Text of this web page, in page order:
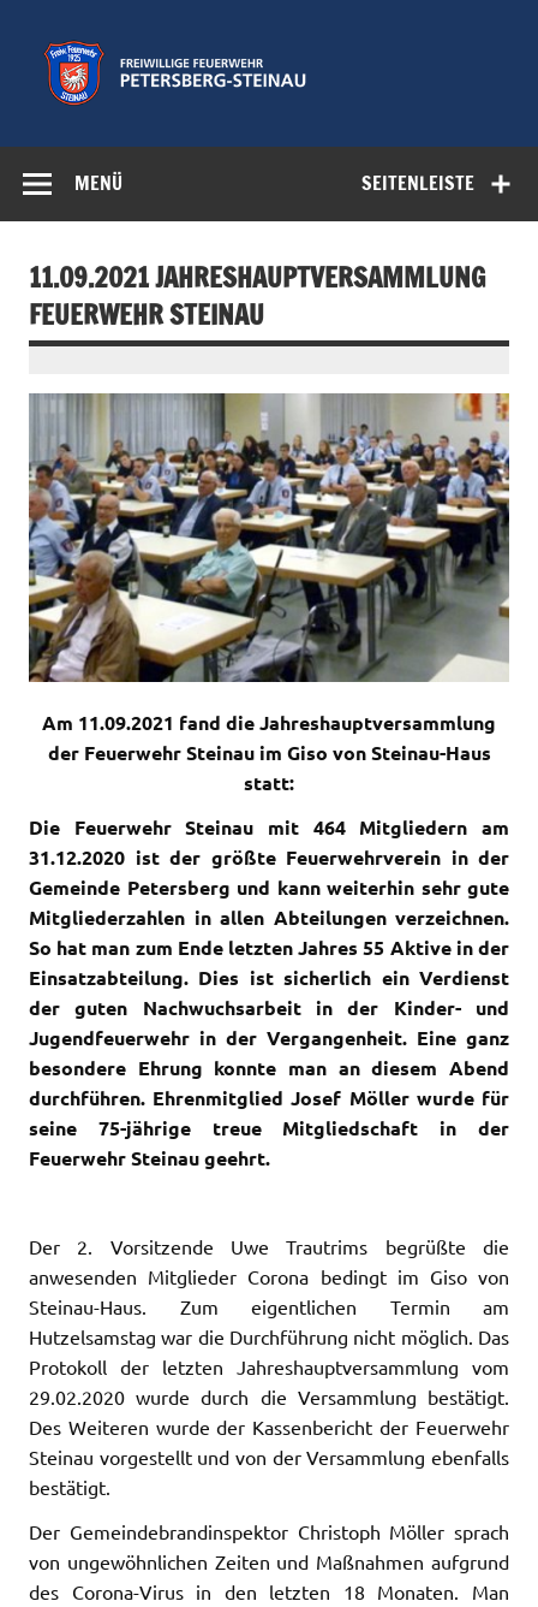
springen
Feuerwehr
Petersberg-
SEITENLEISTE
MENÜ
11.09.2021 JAHRESHAUPTVERSAMMLUNG
FEUERWEHR STEINAU
Am 11.09.2021 fand die Jahreshauptversammlung
der Feuerwehr Steinau im Giso von Steinau-Haus
statt:
Die Feuerwehr Steinau mit 464 Mitgliedern am
31.12.2020 ist der größte Feuerwehrverein in der
Gemeinde Petersberg und kann weiterhin sehr gute
Mitgliederzahlen in allen Abteilungen verzeichnen.
So hat man zum Ende letzten Jahres 55 Aktive in der
Einsatzabteilung. Dies ist sicherlich ein Verdienst
der guten Nachwuchsarbeit in der Kinder- und
Jugendfeuerwehr in der Vergangenheit. Eine ganz
besondere Ehrung konnte man an diesem Abend
durchführen. Ehrenmitglied Josef Möller wurde für
seine 75-jährige treue Mitgliedschaft in der
Feuerwehr Steinau geehrt.
Der 2. Vorsitzende Uwe Trautrims begrüßte die
anwesenden Mitglieder Corona bedingt im Giso von
Steinau-Haus. Zum eigentlichen Termin am
Hutzelsamstag war die Durchführung nicht möglich. Das
Protokoll der letzten Jahreshauptversammlung vom
29.02.2020 wurde durch die Versammlung bestätigt.
Des Weiteren wurde der Kassenbericht der Feuerwehr
Steinau vorgestellt und von der Versammlung ebenfalls
bestätigt.
Der Gemeindebrandinspektor Christoph Möller sprach
von ungewöhnlichen Zeiten und Maßnahmen aufgrund
des Corona-Virus in den letzten 18 Monaten. Man